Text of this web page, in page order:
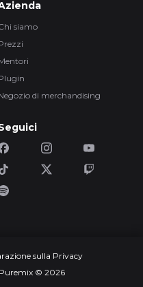
siamo
di merchandising
sulla Privacy
© 2026